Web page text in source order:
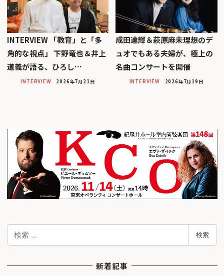
INTERVIEW 「教育」と「多
角的な視点」 下野竜也＆井上
道義が語る、ひろし…
INTERVIEW 2026年7月21日
成田達輝＆萩原麻未理想のデ
ュオでもある夫婦が、極上の
名曲コンサートを開催
INTERVIEW 2026年7月19日
検
検索
新着記事